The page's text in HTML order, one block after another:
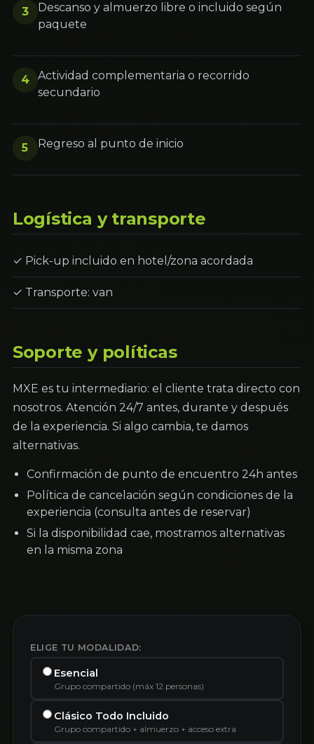
3
Descanso y almuerzo libre o incluido según
paquete
4
Actividad complementaria o recorrido
secundario
5 Regreso al punto de inicio
Logística y transporte
✓ Pick-up incluido en hotel/zona acordada
✓ Transporte: van
Soporte y políticas
MXE es tu intermediario: el cliente trata directo con
nosotros. Atención 24/7 antes, durante y después
de la experiencia. Si algo cambia, te damos
alternativas.
Confirmación de punto de encuentro 24h antes
Política de cancelación según condiciones de la
experiencia (consulta antes de reservar)
Si la disponibilidad cae, mostramos alternativas
en la misma zona
ELIGE TU MODALIDAD:
Esencial
Grupo compartido (máx 12 personas)
Clásico Todo Incluido
Grupo compartido + almuerzo + acceso extra